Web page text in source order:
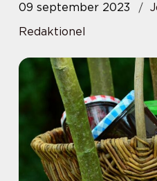
09 september 2023
Redaktionel